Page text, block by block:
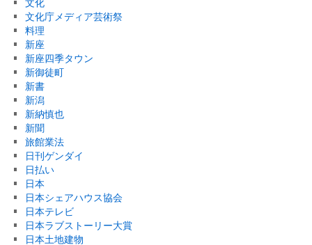
文化庁メディア芸術祭
料理
新座
新座四季タウン
新御徒町
新書
新潟
新納慎也
新聞
旅館業法
日刊ゲンダイ
日払い
日本
日本シェアハウス協会
日本テレビ
日本ラブストーリー大賞
日本土地建物